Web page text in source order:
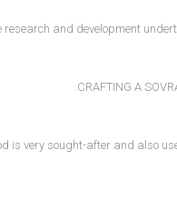
and development
CRAFTING A
is very sought-after and also